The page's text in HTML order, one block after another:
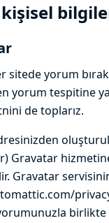
sitede yorum
yorum tespitine
de toplarız.
Gravatar
Gravatar